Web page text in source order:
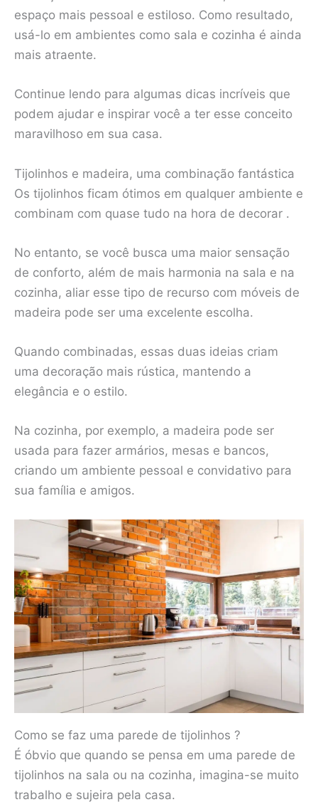
espaço mais pessoal e estiloso. Como resultado,
usá-lo em ambientes como sala e cozinha é ainda
mais atraente.
Continue lendo para algumas dicas incríveis que
podem ajudar e inspirar você a ter esse conceito
maravilhoso em sua casa.
Tijolinhos e madeira, uma combinação fantástica
Os tijolinhos ficam ótimos em qualquer ambiente e
combinam com quase tudo na hora de decorar .
No entanto, se você busca uma maior sensação
de conforto, além de mais harmonia na sala e na
cozinha, aliar esse tipo de recurso com móveis de
madeira pode ser uma excelente escolha.
Quando combinadas, essas duas ideias criam
uma decoração mais rústica, mantendo a
elegância e o estilo.
Na cozinha, por exemplo, a madeira pode ser
usada para fazer armários, mesas e bancos,
criando um ambiente pessoal e convidativo para
sua família e amigos.
Como se faz uma parede de tijolinhos ?
É óbvio que quando se pensa em uma parede de
tijolinhos na sala ou na cozinha, imagina-se muito
trabalho e sujeira pela casa.